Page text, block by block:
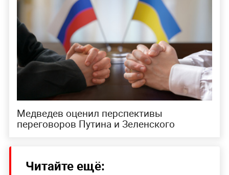
Медведев оценил перспективы
переговоров Путина и Зеленского
Читайте ещё: